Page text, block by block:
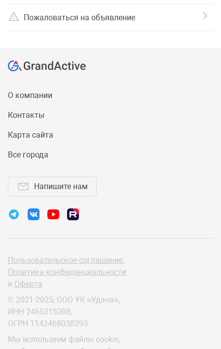
Пожаловаться на объявление
О компании
Контакты
Карта сайта
Все города
Напишите нам
Пользовательское соглашение,
Политика конфиденциальности
и Оферта
© 2021-2025, ООО УК «Удача»,
ИНН 2465315208,
ОГРН 1142468038393
Мы используем файлы cookie,